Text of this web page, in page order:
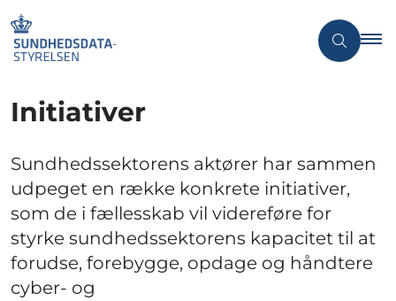
Initiativer
Sundhedssektorens aktører har sammen
udpeget en række konkrete initiativer,
som de i fællesskab vil videreføre for
styrke sundhedssektorens kapacitet til at
forudse, forebygge, opdage og håndtere
cyber- og